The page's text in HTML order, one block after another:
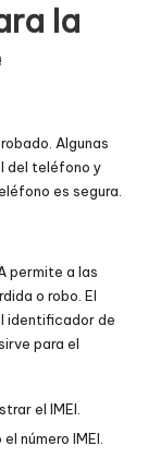
la
Algunas
del teléfono y
es segura.
permite a las
o robo. El
identificador de
para el
el IMEI.
número IMEI.